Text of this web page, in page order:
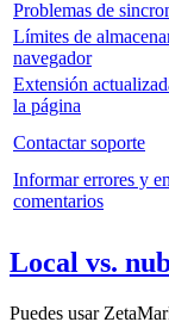
Problemas de
Límites de
navegador
Extensión
la página
Contactar soporte
Informar errores y
comentarios
Local vs.
Puedes usar